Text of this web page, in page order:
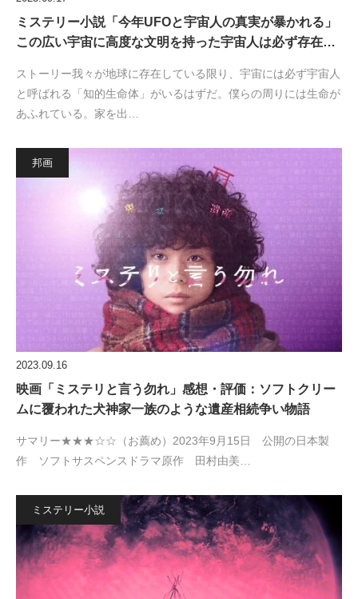
ミステリー小説「今年UFOと宇宙人の真実が暴かれる」
この広い宇宙に高度な文明を持った宇宙人は必ず存在…
ストーリー我々が地球に存在している限り、宇宙には必ず宇宙人
と呼ばれる「知的生命体」がいるはずだ。僕らの周りには生命が
あふれている。家を出…
邦画
2023.09.16
映画「ミステリと言う勿れ」感想・評価：ソフトクリー
ムに覆われた犬神家一族のような遺産相続争い物語
サマリー★★★☆☆（お薦め）2023年9月15日 公開の日本製
作 ソフトサスペンスドラマ原作 田村由美…
ミステリー小説